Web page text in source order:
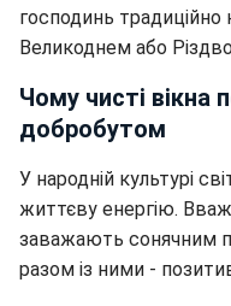
господинь
Великоднем або
Чому чисті вікна
добробутом
У народній культурі
життєву енергію.
заважають сонячним
разом із ними -